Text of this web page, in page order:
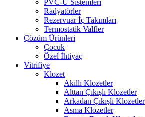
PVC-U Sistemleri
Radyatörler
Rezervuar İç Takımları
Termostatik Valfler
Çözüm Ürünleri
Çocuk
Özel İhtiyaç
Vitrifiye
Klozet
Akıllı Klozetler
Alttan Çıkışlı Klozetler
Arkadan Çıkışlı Klozetler
Asma Klozetler